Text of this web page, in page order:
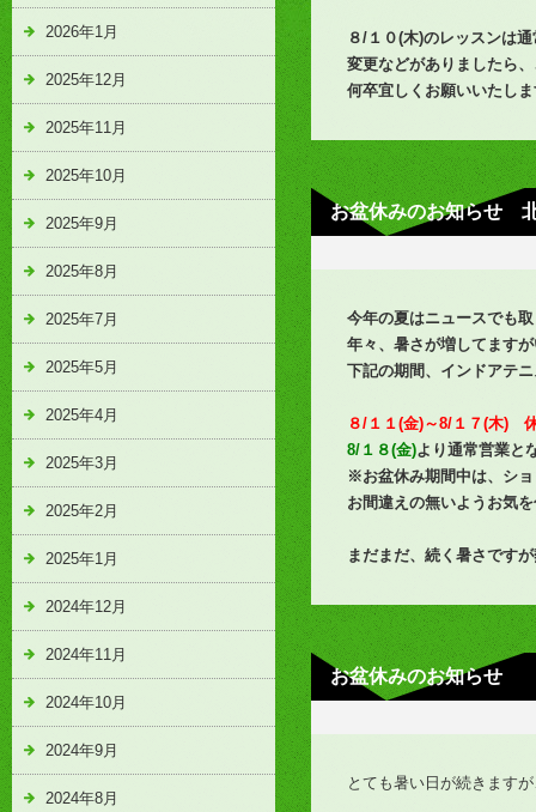
８/１０(木)のレッスンは
変更などがありましたら
何卒宜しくお願いいたし
お盆休みのお知らせ
今年の夏はニュースでも
年々、暑さが増してます
下記の期間、インドアテ
８/１１(金)～8/１７(木)
8/１８(金)より通常営業と
※お盆休み期間中は、シ
お間違えの無いようお気
まだまだ、続く暑さです
お盆休みのお知らせ
とても暑い日が続きます
2026年1月
2025年12月
2025年11月
2025年10月
2025年9月
2025年8月
2025年7月
2025年5月
2025年4月
2025年3月
2025年2月
2025年1月
2024年12月
2024年11月
2024年10月
2024年9月
2024年8月